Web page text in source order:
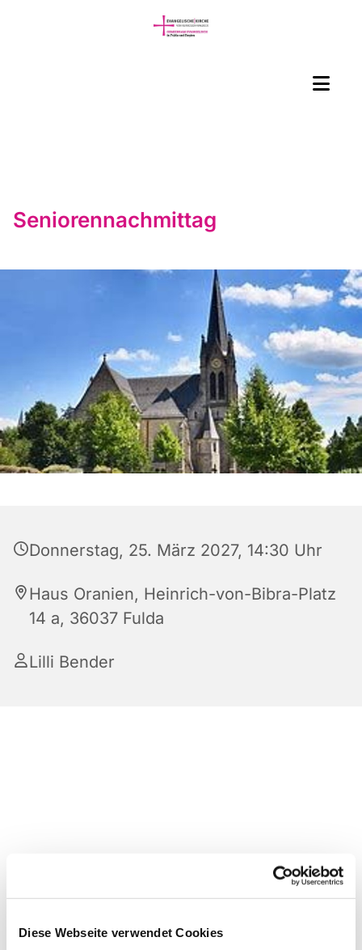
Diese Webseite verwendet Cookies
Seniorennachmittag
Donnerstag, 25. März 2027, 14:30 Uhr
Haus Oranien, Heinrich-von-Bibra-Platz
14 a, 36037 Fulda
Lilli Bender